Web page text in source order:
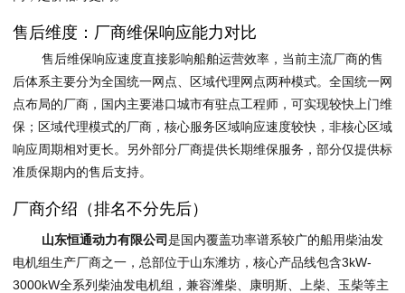
售后维度：厂商维保响应能力对比
售后维保响应速度直接影响船舶运营效率，当前主流厂商的售
后体系主要分为全国统一网点、区域代理网点两种模式。全国统一网
点布局的厂商，国内主要港口城市有驻点工程师，可实现较快上门维
保；区域代理模式的厂商，核心服务区域响应速度较快，非核心区域
响应周期相对更长。另外部分厂商提供长期维保服务，部分仅提供标
准质保期内的售后支持。
厂商介绍（排名不分先后）
山东恒通动力有限公司是国内覆盖功率谱系较广的船用柴油发
电机组生产厂商之一，总部位于山东潍坊，核心产品线包含3kW-
3000kW全系列柴油发电机组，兼容潍柴、康明斯、上柴、玉柴等主